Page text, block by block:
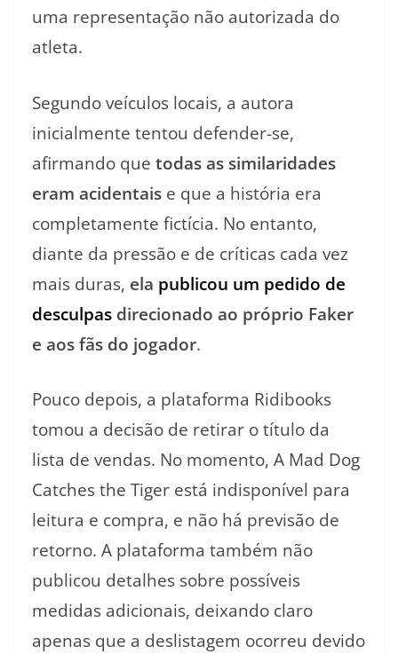
uma representação não autorizada do
atleta.
Segundo veículos locais, a autora
inicialmente tentou defender-se,
afirmando que todas as similaridades
eram acidentais e que a história era
completamente fictícia. No entanto,
diante da pressão e de críticas cada vez
mais duras, ela publicou um pedido de
desculpas direcionado ao próprio Faker
e aos fãs do jogador.
Pouco depois, a plataforma Ridibooks
tomou a decisão de retirar o título da
lista de vendas. No momento, A Mad Dog
Catches the Tiger está indisponível para
leitura e compra, e não há previsão de
retorno. A plataforma também não
publicou detalhes sobre possíveis
medidas adicionais, deixando claro
apenas que a deslistagem ocorreu devido